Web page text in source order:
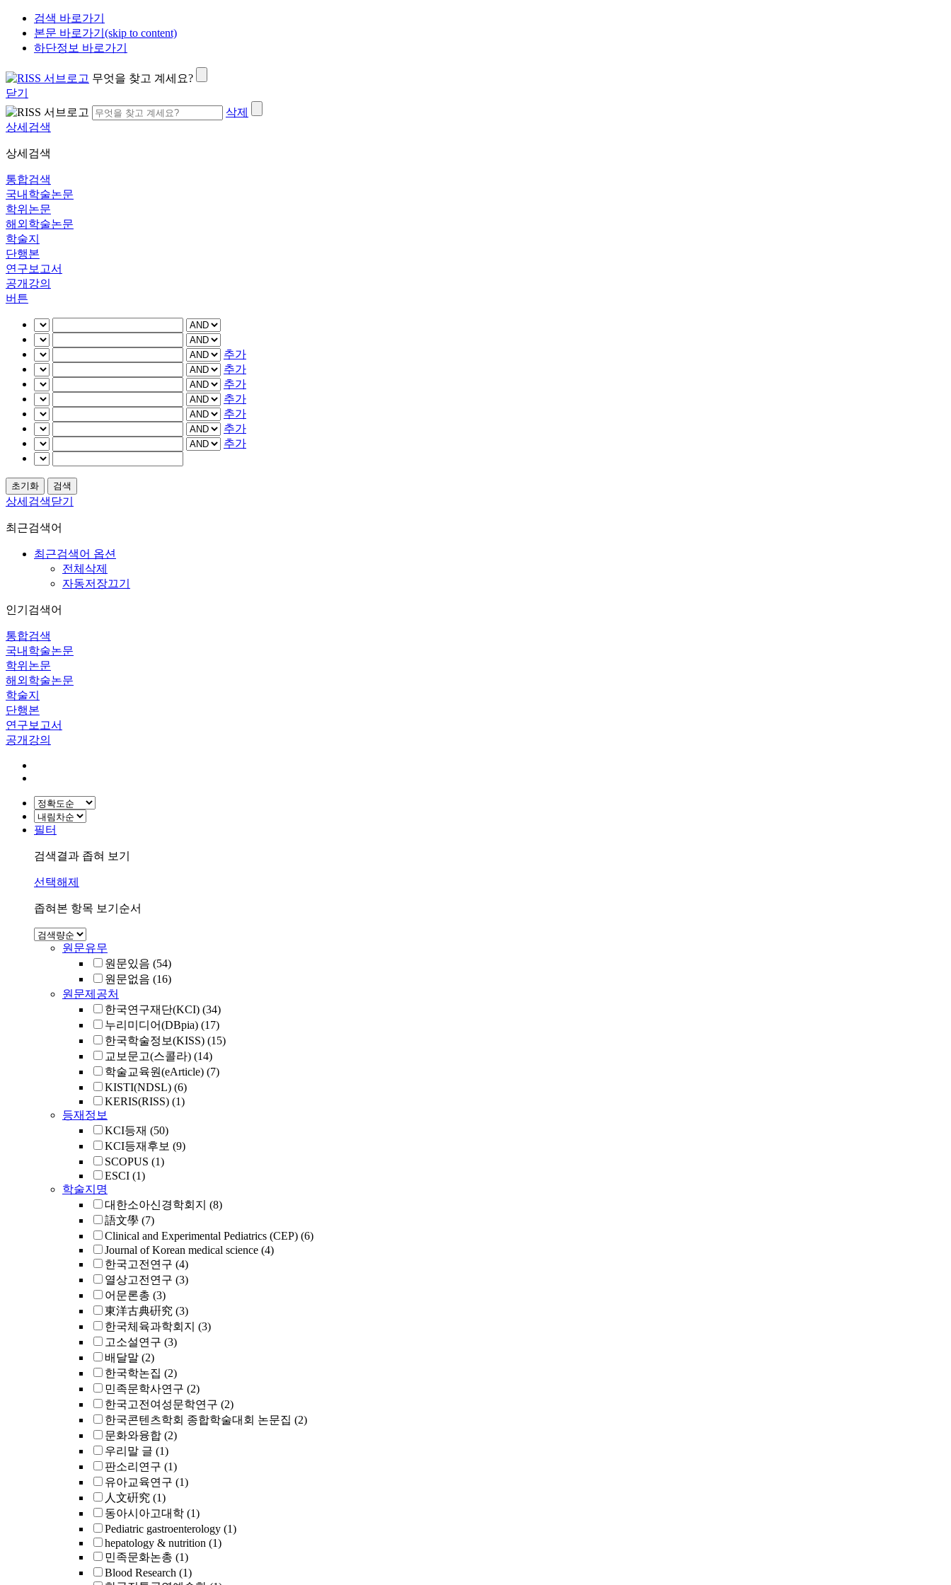
검색 바로가기
본문 바로가기(skip to content)
하단정보 바로가기
무엇을 찾고 계세요?
닫기
삭제
상세검색
상세검색
통합검색
국내학술논문
학위논문
해외학술논문
학술지
단행본
연구보고서
공개강의
버튼
추가
추가
추가
추가
추가
추가
추가
상세검색닫기
최근검색어
최근검색어 옵션
전체삭제
자동저장끄기
인기검색어
통합검색
국내학술논문
학위논문
해외학술논문
학술지
단행본
연구보고서
공개강의
필터
검색결과 좁혀 보기
선택해제
좁혀본 항목 보기순서
원문유무
원문있음 (54)
원문없음 (16)
원문제공처
한국연구재단(KCI) (34)
누리미디어(DBpia) (17)
한국학술정보(KISS) (15)
교보문고(스콜라) (14)
학술교육원(eArticle) (7)
KISTI(NDSL) (6)
KERIS(RISS) (1)
등재정보
KCI등재 (50)
KCI등재후보 (9)
SCOPUS (1)
ESCI (1)
학술지명
대한소아신경학회지 (8)
語文學 (7)
Clinical and Experimental Pediatrics (CEP) (6)
Journal of Korean medical science (4)
한국고전연구 (4)
열상고전연구 (3)
어문론총 (3)
東洋古典硏究 (3)
한국체육과학회지 (3)
고소설연구 (3)
배달말 (2)
한국학논집 (2)
민족문학사연구 (2)
한국고전여성문학연구 (2)
한국콘텐츠학회 종합학술대회 논문집 (2)
문화와융합 (2)
우리말 글 (1)
판소리연구 (1)
유아교육연구 (1)
人文硏究 (1)
동아시아고대학 (1)
Pediatric gastroenterology (1)
hepatology & nutrition (1)
민족문화논총 (1)
Blood Research (1)